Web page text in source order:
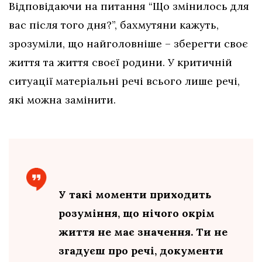
Відповідаючи на питання “Що змінилось для
вас після того дня?”, бахмутяни кажуть,
зрозуміли, що найголовніше – зберегти своє
життя та життя своєї родини. У критичній
ситуації матеріальні речі всього лише речі,
які можна замінити.
У такі моменти приходить
розуміння, що нічого окрім
життя не має значення. Ти не
згадуєш про речі, документи